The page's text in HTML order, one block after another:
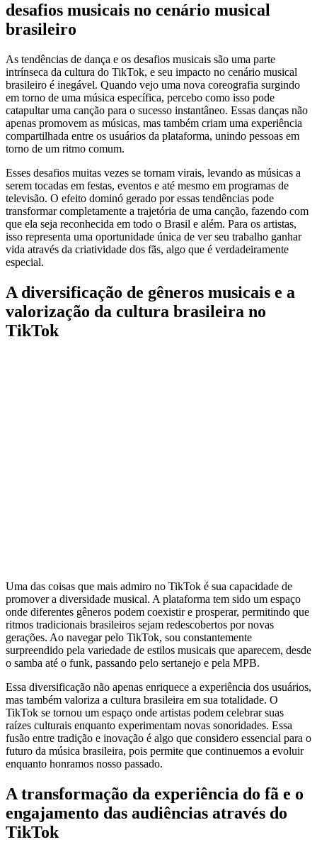
desafios musicais no cenário musical
brasileiro
As tendências de dança e os desafios musicais são uma parte
intrínseca da cultura do TikTok, e seu impacto no cenário musical
brasileiro é inegável. Quando vejo uma nova coreografia surgindo
em torno de uma música específica, percebo como isso pode
catapultar uma canção para o sucesso instantâneo. Essas danças não
apenas promovem as músicas, mas também criam uma experiência
compartilhada entre os usuários da plataforma, unindo pessoas em
torno de um ritmo comum.
Esses desafios muitas vezes se tornam virais, levando as músicas a
serem tocadas em festas, eventos e até mesmo em programas de
televisão. O efeito dominó gerado por essas tendências pode
transformar completamente a trajetória de uma canção, fazendo com
que ela seja reconhecida em todo o Brasil e além. Para os artistas,
isso representa uma oportunidade única de ver seu trabalho ganhar
vida através da criatividade dos fãs, algo que é verdadeiramente
especial.
A diversificação de gêneros musicais e a
valorização da cultura brasileira no
TikTok
Uma das coisas que mais admiro no TikTok é sua capacidade de
promover a diversidade musical. A plataforma tem sido um espaço
onde diferentes gêneros podem coexistir e prosperar, permitindo que
ritmos tradicionais brasileiros sejam redescobertos por novas
gerações. Ao navegar pelo TikTok, sou constantemente
surpreendido pela variedade de estilos musicais que aparecem, desde
o samba até o funk, passando pelo sertanejo e pela MPB.
Essa diversificação não apenas enriquece a experiência dos usuários,
mas também valoriza a cultura brasileira em sua totalidade. O
TikTok se tornou um espaço onde artistas podem celebrar suas
raízes culturais enquanto experimentam novas sonoridades. Essa
fusão entre tradição e inovação é algo que considero essencial para o
futuro da música brasileira, pois permite que continuemos a evoluir
enquanto honramos nosso passado.
A transformação da experiência do fã e o
engajamento das audiências através do
TikTok